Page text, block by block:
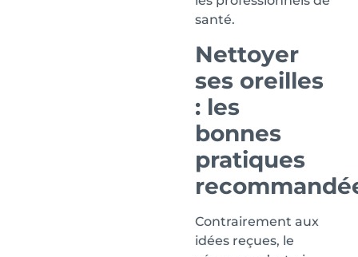
santé.
Nettoyer
ses oreilles
: les
bonnes
pratiques
Contrairement aux
idées reçues, le